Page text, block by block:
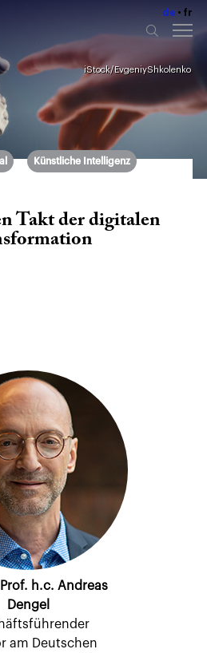
de fr
iStock/EvgeniyShkolenko
Künstliche Intelligenz
Takt der digitalen
Prof. h.c. Andreas
Dengel
am Deutschen